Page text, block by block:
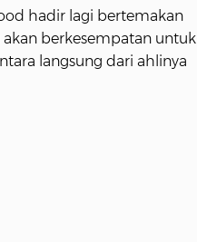
hadir lagi bertemakan
akan berkesempatan untuk
langsung dari ahlinya